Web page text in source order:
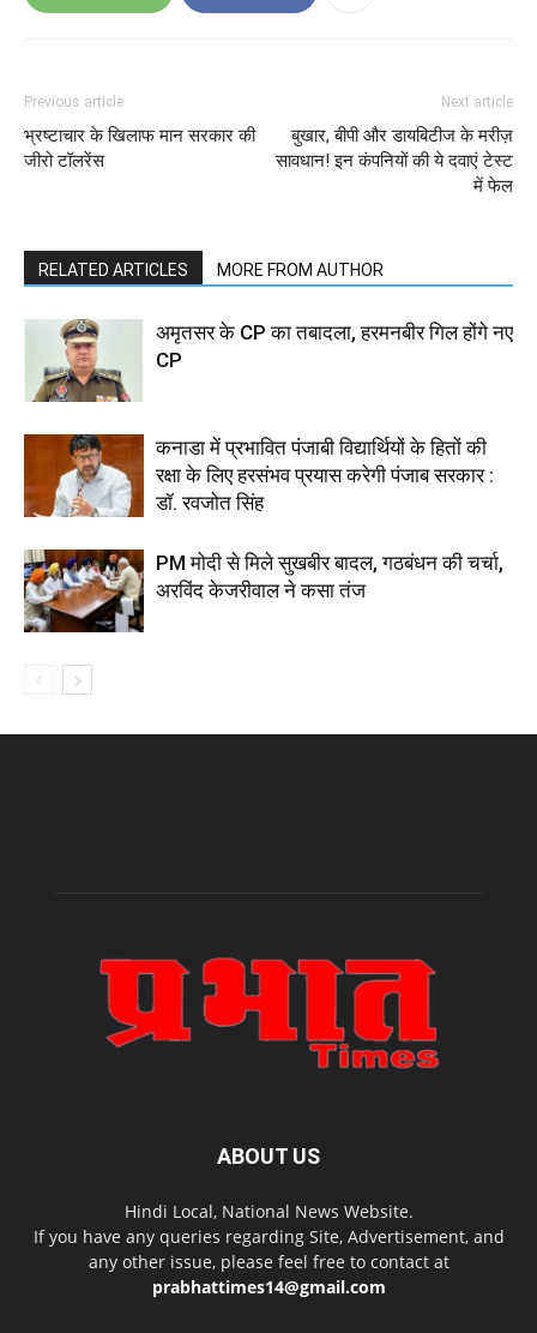
Previous article
भ्रष्टाचार के खिलाफ मान सरकार की
जीरो टॉलरेंस
Next article
बुखार, बीपी और डायबिटीज के मरीज़
सावधान! इन कंपनियों की ये दवाएं टेस्ट
में फेल
RELATED ARTICLES MORE FROM AUTHOR
अमृतसर के CP का तबादला, हरमनबीर गिल होंगे नए
CP
कनाडा में प्रभावित पंजाबी विद्यार्थियों के हितों की
रक्षा के लिए हरसंभव प्रयास करेगी पंजाब सरकार :
डॉ. रवजोत सिंह
PM मोदी से मिले सुखबीर बादल, गठबंधन की चर्चा,
अरविंद केजरीवाल ने कसा तंज
ABOUT US
Hindi Local, National News Website.
If you have any queries regarding Site, Advertisement, and
any other issue, please feel free to contact at
prabhattimes14@gmail.com